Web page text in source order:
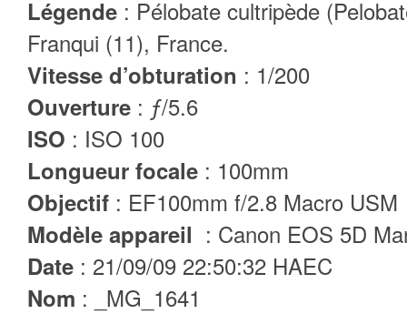
Légende : Pélobate cultripède
Franqui (11), France.
Vitesse d’obturation : 1/200
Ouverture : ƒ/5.6
ISO : ISO 100
Longueur focale : 100mm
Objectif : EF100mm f/2.8 Macro USM
Modèle appareil : Canon EOS 5D
Date : 21/09/09 22:50:32 HAEC
Nom : _MG_1641